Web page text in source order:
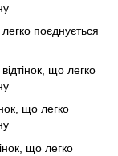
поєднується
що легко
що легко
що легко